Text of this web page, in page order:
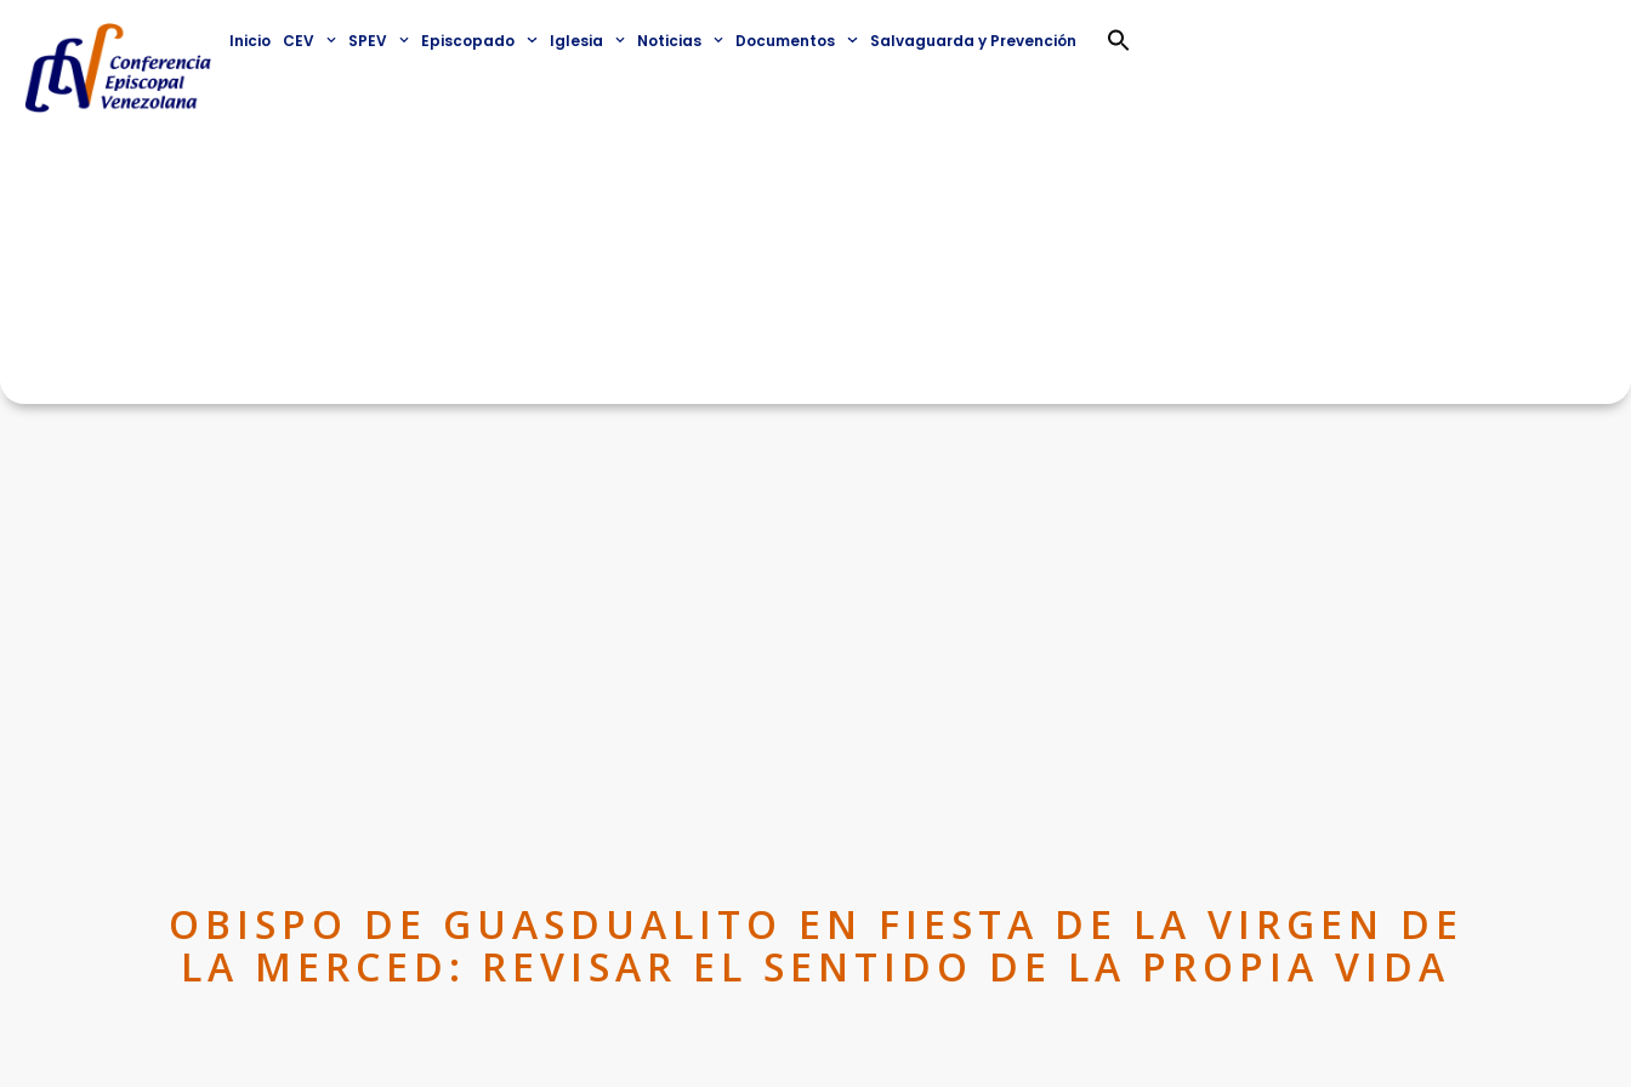
Inicio CEV SPEV Episcopado Iglesia Noticias Documentos Salvaguarda y Prevención
OBISPO DE GUASDUALITO EN FIESTA DE LA VIRGEN DE
LA MERCED: REVISAR EL SENTIDO DE LA PROPIA VIDA